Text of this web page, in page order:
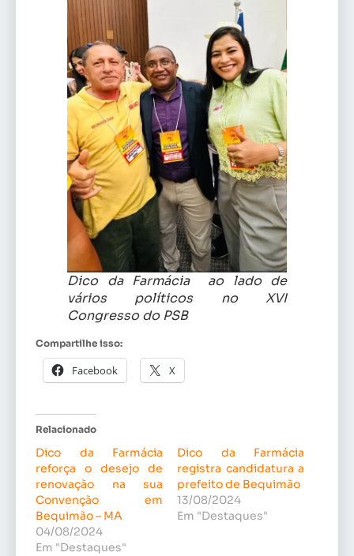
Dico da Farmácia ao lado de
vários políticos no XVI
Congresso do PSB
Compartilhe isso:
Facebook X
Relacionado
Dico da Farmácia
reforça o desejo de
renovação na sua
Convenção em
Bequimão – MA
04/08/2024
Em "Destaques"
Dico da Farmácia
registra candidatura a
prefeito de Bequimão
13/08/2024
Em "Destaques"